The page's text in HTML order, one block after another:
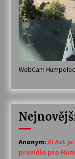
WebCam
Anonym: AI Act
pravidlo pro